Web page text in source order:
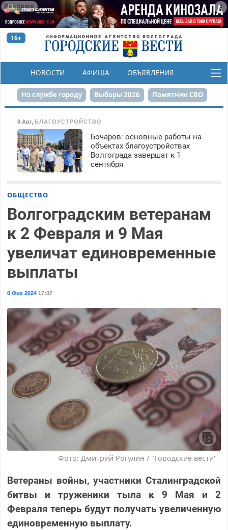
Реклама
16+
НОВОСТИ АФИША ОБЪЯВЛЕНИЯ
КОНКУРСЫ
На службе городу Выборы 2026 Памятник СВО
Сталинград в сердце
Набережная День Победы Реконструкция ЦПКиО
80-летие Победы Парк Героев-летчиков
8 Авг, БЛАГОУСТРОЙСТВО
Бочаров: основные работы на
объектах благоустройствах
Волгограда завершат к 1
сентября
ОБЩЕСТВО
Волгоградским ветеранам
к 2 Февраля и 9 Мая
увеличат единовременные
выплаты
6 Фев 202417:07
Фото: Дмитрий Рогулин / "Городские вести"
Ветераны войны, участники Сталинградской
битвы и труженики тыла к 9 Мая и 2
Февраля теперь будут получать увеличенную
единовременную выплату.